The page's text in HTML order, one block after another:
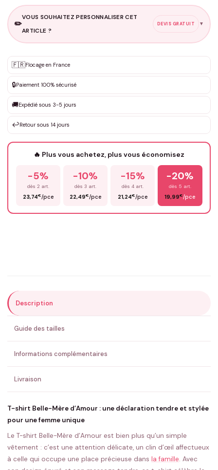
✏️
VOUS SOUHAITEZ PERSONNALISER CET
ARTICLE ?
DEVIS GRATUIT ▼
✨ Personnalisation sur mesure
DEVIS GRATUIT · Personnalisation de 3 à 10€ selon la demande
Que souhaitez-vous ?*
Votre texte / idée*
Prénom*
ENVOYER MA DEMANDE ✨
💚 Retour sous 24-48h🇫🇷 Flocage en France✅ Validation avant fabrication
🇫🇷Flocage en France
🔒Paiement 100% sécurisé
🚚Expédié sous 3-5 jours
↩️Retour sous 14 jours
🔥 Plus vous achetez, plus vous économisez
-5%
dès 2 art.
23,74€/pce
-10%
dès 3 art.
22,49€/pce
-15%
dès 4 art.
21,24€/pce
-20%
dès 5 art.
19,99€/pce
Description
Guide des tailles
Informations complémentaires
Livraison
T-shirt Belle-Mère d’Amour : une déclaration tendre et stylée
pour une femme unique
Le T-shirt Belle-Mère d’Amour est bien plus qu’un simple
vêtement : c’est une attention délicate, un clin d’œil affectueux
à celle qui occupe une place précieuse dans la famille. Avec